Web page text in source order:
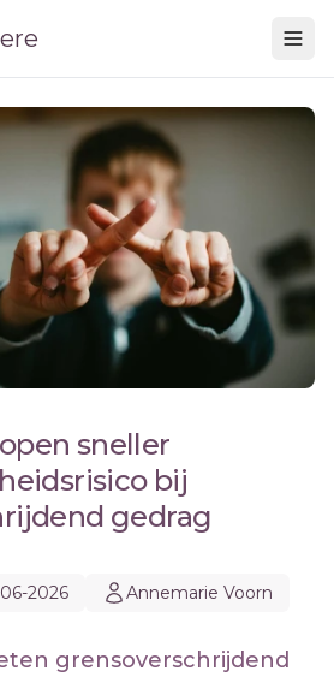
sneller
bij
gedrag
2026 Annemarie Voorn
grensoverschrijdend